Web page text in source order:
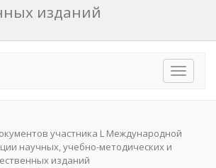
изданий
Toggle
участника L Международной
научных, учебно-методических и
изданий